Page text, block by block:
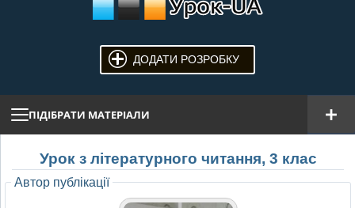
ДОДАТИ РОЗРОБКУ
ПІДІБРАТИ МАТЕРІАЛИ
Урок з літературного читання, 3 клас
Автор публікації